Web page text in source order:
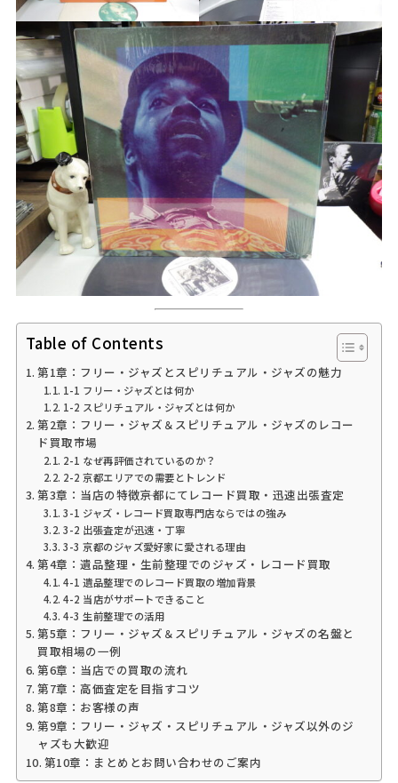
Table of Contents
第1章：フリー・ジャズとスピリチュアル・ジャズの魅力
1-1 フリー・ジャズとは何か
1-2 スピリチュアル・ジャズとは何か
第2章：フリー・ジャズ＆スピリチュアル・ジャズのレコー
ド買取市場
2-1 なぜ再評価されているのか？
2-2 京都エリアでの需要とトレンド
第3章：当店の特徴――京都にてレコード買取・迅速出張査定
3-1 ジャズ・レコード買取専門店ならではの強み
3-2 出張査定が迅速・丁寧
3-3 京都のジャズ愛好家に愛される理由
第4章：遺品整理・生前整理でのジャズ・レコード買取
4-1 遺品整理でのレコード買取の増加背景
4-2 当店がサポートできること
4-3 生前整理での活用
第5章：フリー・ジャズ＆スピリチュアル・ジャズの名盤と
買取相場の一例
第6章：当店での買取の流れ
第7章：高価査定を目指すコツ
第8章：お客様の声
第9章：フリー・ジャズ・スピリチュアル・ジャズ以外のジ
ャズも大歓迎
第10章：まとめとお問い合わせのご案内